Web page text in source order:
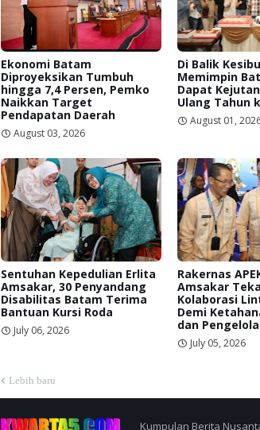
Ekonomi Batam
Diproyeksikan Tumbuh
hingga 7,4 Persen, Pemko
Naikkan Target
Pendapatan Daerah
August 03, 2026
Di Balik
Memimpin
Dapat
Ulang Tahun
August 01,
Sentuhan Kepedulian Erlita
Amsakar, 30 Penyandang
Disabilitas Batam Terima
Bantuan Kursi Roda
July 06, 2026
Rakernas
Amsakar
Kolaborasi
Demi
dan
July 05, 2026
Lebih baru
Kumpulan Berita